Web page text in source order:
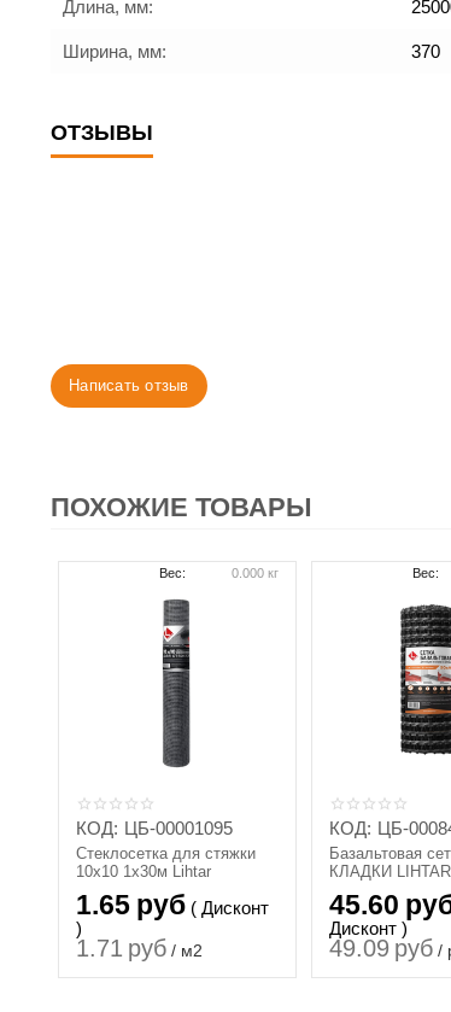
Длина, мм:
Ширина, мм: 370
ОТЗЫВЫ
Написать отзыв
ПОХОЖИЕ ТОВАРЫ
КОД: ЦБ-00001095
Стеклосетка для стяжки
10х10 1х30м Lihtar
1.65 руб ( Дисконт
)
1.71 руб / м2
Вес: 0.000 кг
КОД: ЦБ-
Базальтовая
КЛАДКИ
37х25м, яч
45.60
Дисконт )
49.09 руб /
Вес: